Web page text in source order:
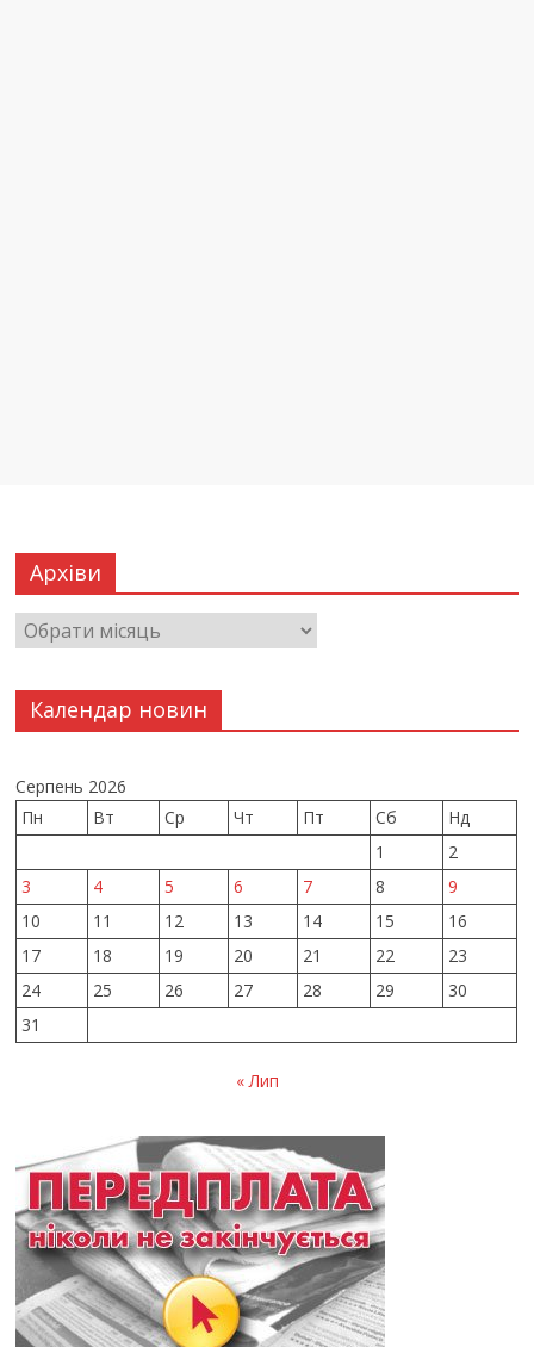
Архіви
Календар новин
Серпень 2026
Пн
Вт Ср Чт Пт Сб
Нд
1
2
3
4 5 6 7 8
9
10
11 12 13 14 15
16
17
18 19 20 21 22
23
24
25 26 27 28 29
30
31
« Лип